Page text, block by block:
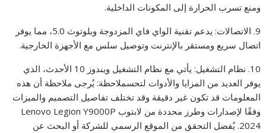
ومنع تسرب الحرارة إلى المكونات الداخلية.
9. الاتصالات: يدعم تقنية الواي فاي المزدوجة وبلوتوث 5.0، مما يوفر
اتصال سريع ومستقر بالإنترنت وتوصيل سلس مع الأجهزة الخارجية.
10. نظام التشغيل: يأتي مع نظام التشغيل ويندوز 10 الأحدث، الذي
يوفر العديد من المزايا والأدوات لتحسملاحظة: يُرجى ملاحظة أن هذه
المعلومات قد تكون غير دقيقة وقد تختلف تفاصيل التصميم والميزات
وفقًا لإصدارات وطرز محددة من لابتوب Lenovo Legion Y9000P
2024. يُفضل التحقق من الموقع الرسمي للشركة أو البحث عن